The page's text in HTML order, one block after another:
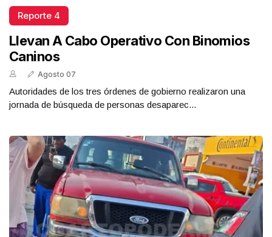
Reporte 4
Llevan A Cabo Operativo Con Binomios
Caninos
Agosto 07
Autoridades de los tres órdenes de gobierno realizaron una
jornada de búsqueda de personas desaparec...